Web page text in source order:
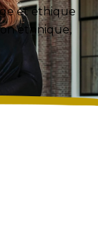
et éthique
ethnique,